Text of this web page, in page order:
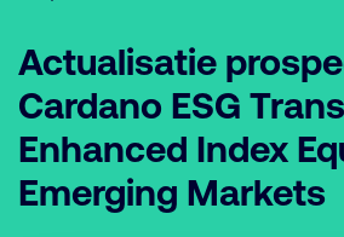
Actualisatie
Cardano ESG
Enhanced Index
Emerging Markets